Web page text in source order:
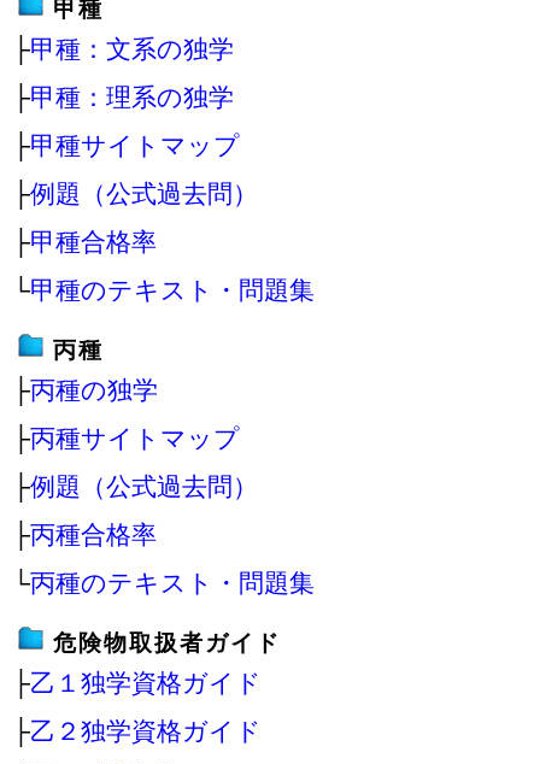
甲種
├甲種：文系の独学
├甲種：理系の独学
├甲種サイトマップ
├例題（公式過去問）
├甲種合格率
└甲種のテキスト・問題集
丙種
├丙種の独学
├丙種サイトマップ
├例題（公式過去問）
├丙種合格率
└丙種のテキスト・問題集
危険物取扱者ガイド
├乙１独学資格ガイド
├乙２独学資格ガイド